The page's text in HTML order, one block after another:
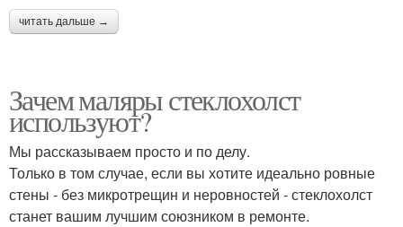
читать дальше →
Зачем маляры стеклохолст
используют?
Мы рассказываем просто и по делу.
Только в том случае, если вы хотите идеально ровные
стены - без микротрещин и неровностей - стеклохолст
станет вашим лучшим союзником в ремонте.